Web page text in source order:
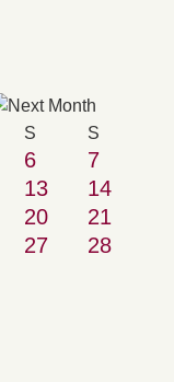
S S
6
7
13
14
20
21
27
28